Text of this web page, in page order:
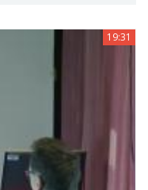
19:31